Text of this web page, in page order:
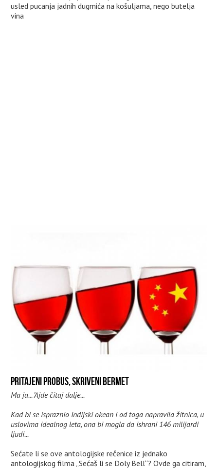
usled pucanja jadnih dugmića na košuljama, nego butelja
vina
PRITAJENI PROBUS, SKRIVENI BERMET
Ma ja... ’Ajde čitaj dalje...
Kad bi se ispraznio Indijski okean i od toga napravila žitnica, u
uslovima idealnog leta, ona bi mogla da ishrani 146 milijardi
ljudi...
Sećate li se ove antologijske rečenice iz jednako
antologijskog filma „Sećaš li se Doly Bell“? Ovde ga citiram,